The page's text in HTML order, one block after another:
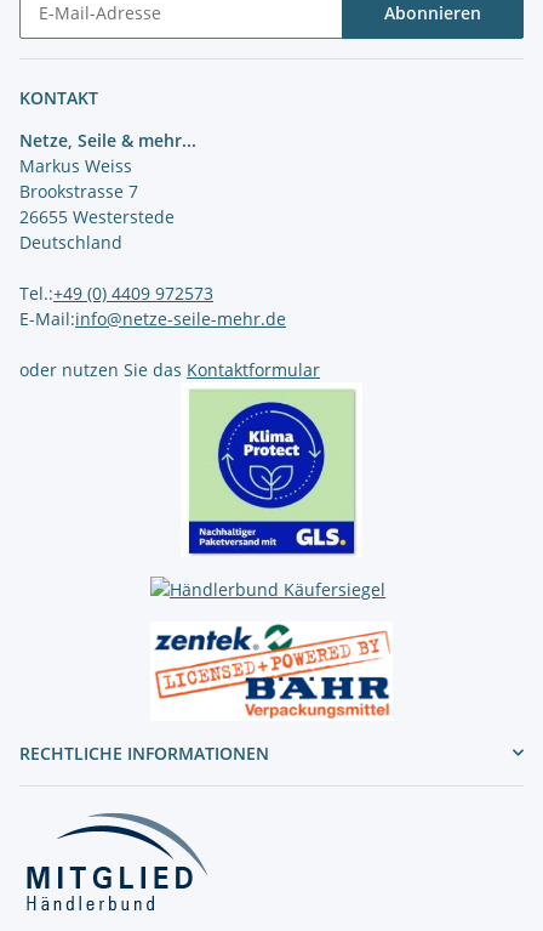
Abonnieren
KONTAKT
Netze, Seile & mehr...
Markus Weiss
Brookstrasse 7
26655 Westerstede
Deutschland
Tel.:+49 (0) 4409 972573
E-Mail:info@netze-seile-mehr.de
oder nutzen Sie das Kontaktformular
RECHTLICHE INFORMATIONEN